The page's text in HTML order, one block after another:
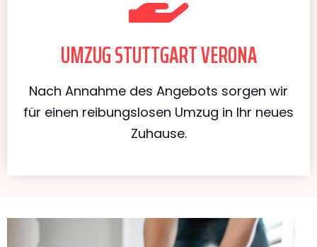
UMZUG STUTTGART VERONA
Nach Annahme des Angebots sorgen wir
für einen reibungslosen Umzug in Ihr neues
Zuhause.